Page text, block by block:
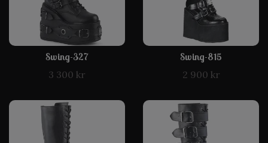
Swing-327
3 300 kr
Swing-815
2 900 kr